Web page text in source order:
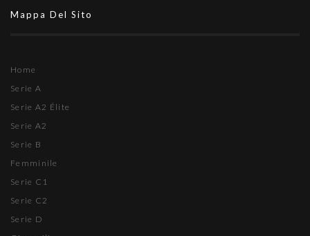
Mappa Del Sito
Home
Serie A
Serie A2 Élite
Serie A2
Serie B
Femminile
Serie C1
Serie C2
Serie D